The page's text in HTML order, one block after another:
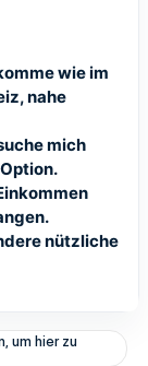
wie im
nahe
mich
nützliche
um hier zu